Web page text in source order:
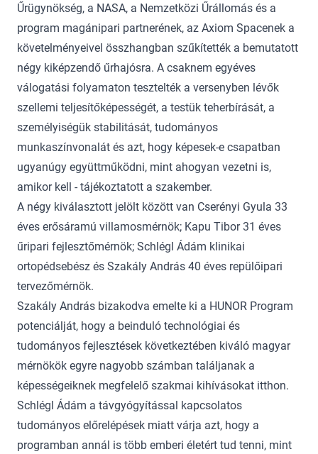
Űrügynökség, a NASA, a Nemzetközi Űrállomás és a
program magánipari partnerének, az Axiom Spacenek a
követelményeivel összhangban szűkítették a bemutatott
négy kiképzendő űrhajósra. A csaknem egyéves
válogatási folyamaton tesztelték a versenyben lévők
szellemi teljesítőképességét, a testük teherbírását, a
személyiségük stabilitását, tudományos
munkaszínvonalát és azt, hogy képesek-e csapatban
ugyanúgy együttműködni, mint ahogyan vezetni is,
amikor kell - tájékoztatott a szakember.
A négy kiválasztott jelölt között van Cserényi Gyula 33
éves erősáramú villamosmérnök; Kapu Tibor 31 éves
űripari fejlesztőmérnök; Schlégl Ádám klinikai
ortopédsebész és Szakály András 40 éves repülőipari
tervezőmérnök.
Szakály András bizakodva emelte ki a HUNOR Program
potenciálját, hogy a beinduló technológiai és
tudományos fejlesztések következtében kiváló magyar
mérnökök egyre nagyobb számban találjanak a
képességeiknek megfelelő szakmai kihívásokat itthon.
Schlégl Ádám a távgyógyítással kapcsolatos
tudományos előrelépések miatt várja azt, hogy a
programban annál is több emberi életért tud tenni, mint